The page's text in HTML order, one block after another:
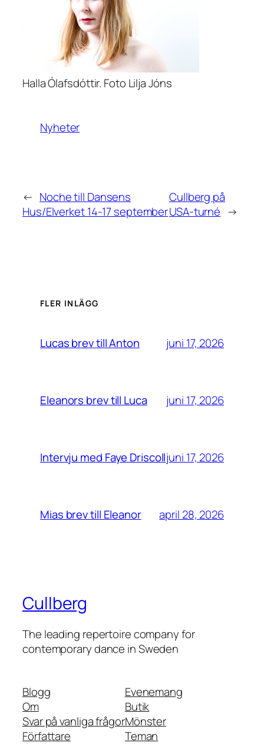
Halla Ólafsdóttir. Foto Lilja Jóns
Nyheter
← Noche till Dansens
Hus/Elverket 14-17 september
Cullberg på
USA-turné →
FLER INLÄGG
Lucas brev till Anton juni 17, 2026
Eleanors brev till Luca juni 17, 2026
Intervju med Faye Driscolljuni 17, 2026
Mias brev till Eleanor april 28, 2026
Cullberg
The leading repertoire company for
contemporary dance in Sweden
Blogg
Om
Svar på vanliga frågor
Författare
Evenemang
Butik
Mönster
Teman